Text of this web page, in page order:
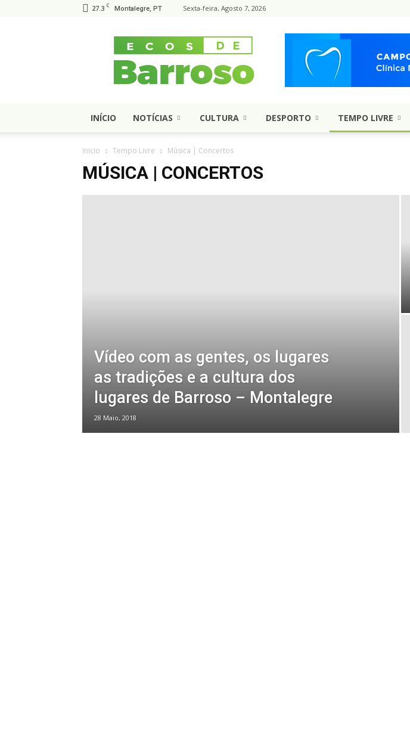
27.3 C Montalegre, PT Sexta-feira, Agosto 7, 2026
Ecos
de
Barroso
INÍCIO NOTÍCIAS CULTURA DESPORTO TEMPO LIVRE
Inicio Tempo Livre Música | Concertos
MÚSICA | CONCERTOS
Vídeo com as gentes, os lugares
as tradições e a cultura dos
lugares de Barroso – Montalegre
28 Maio, 2018